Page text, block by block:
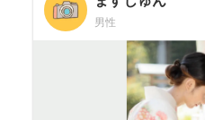
男性